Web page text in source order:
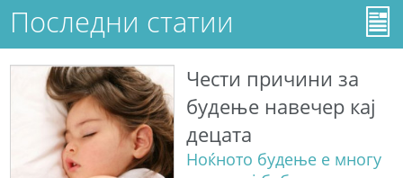
Последни статии
Чести причини за
будење навечер кај
децата
Ноќното будење е многу